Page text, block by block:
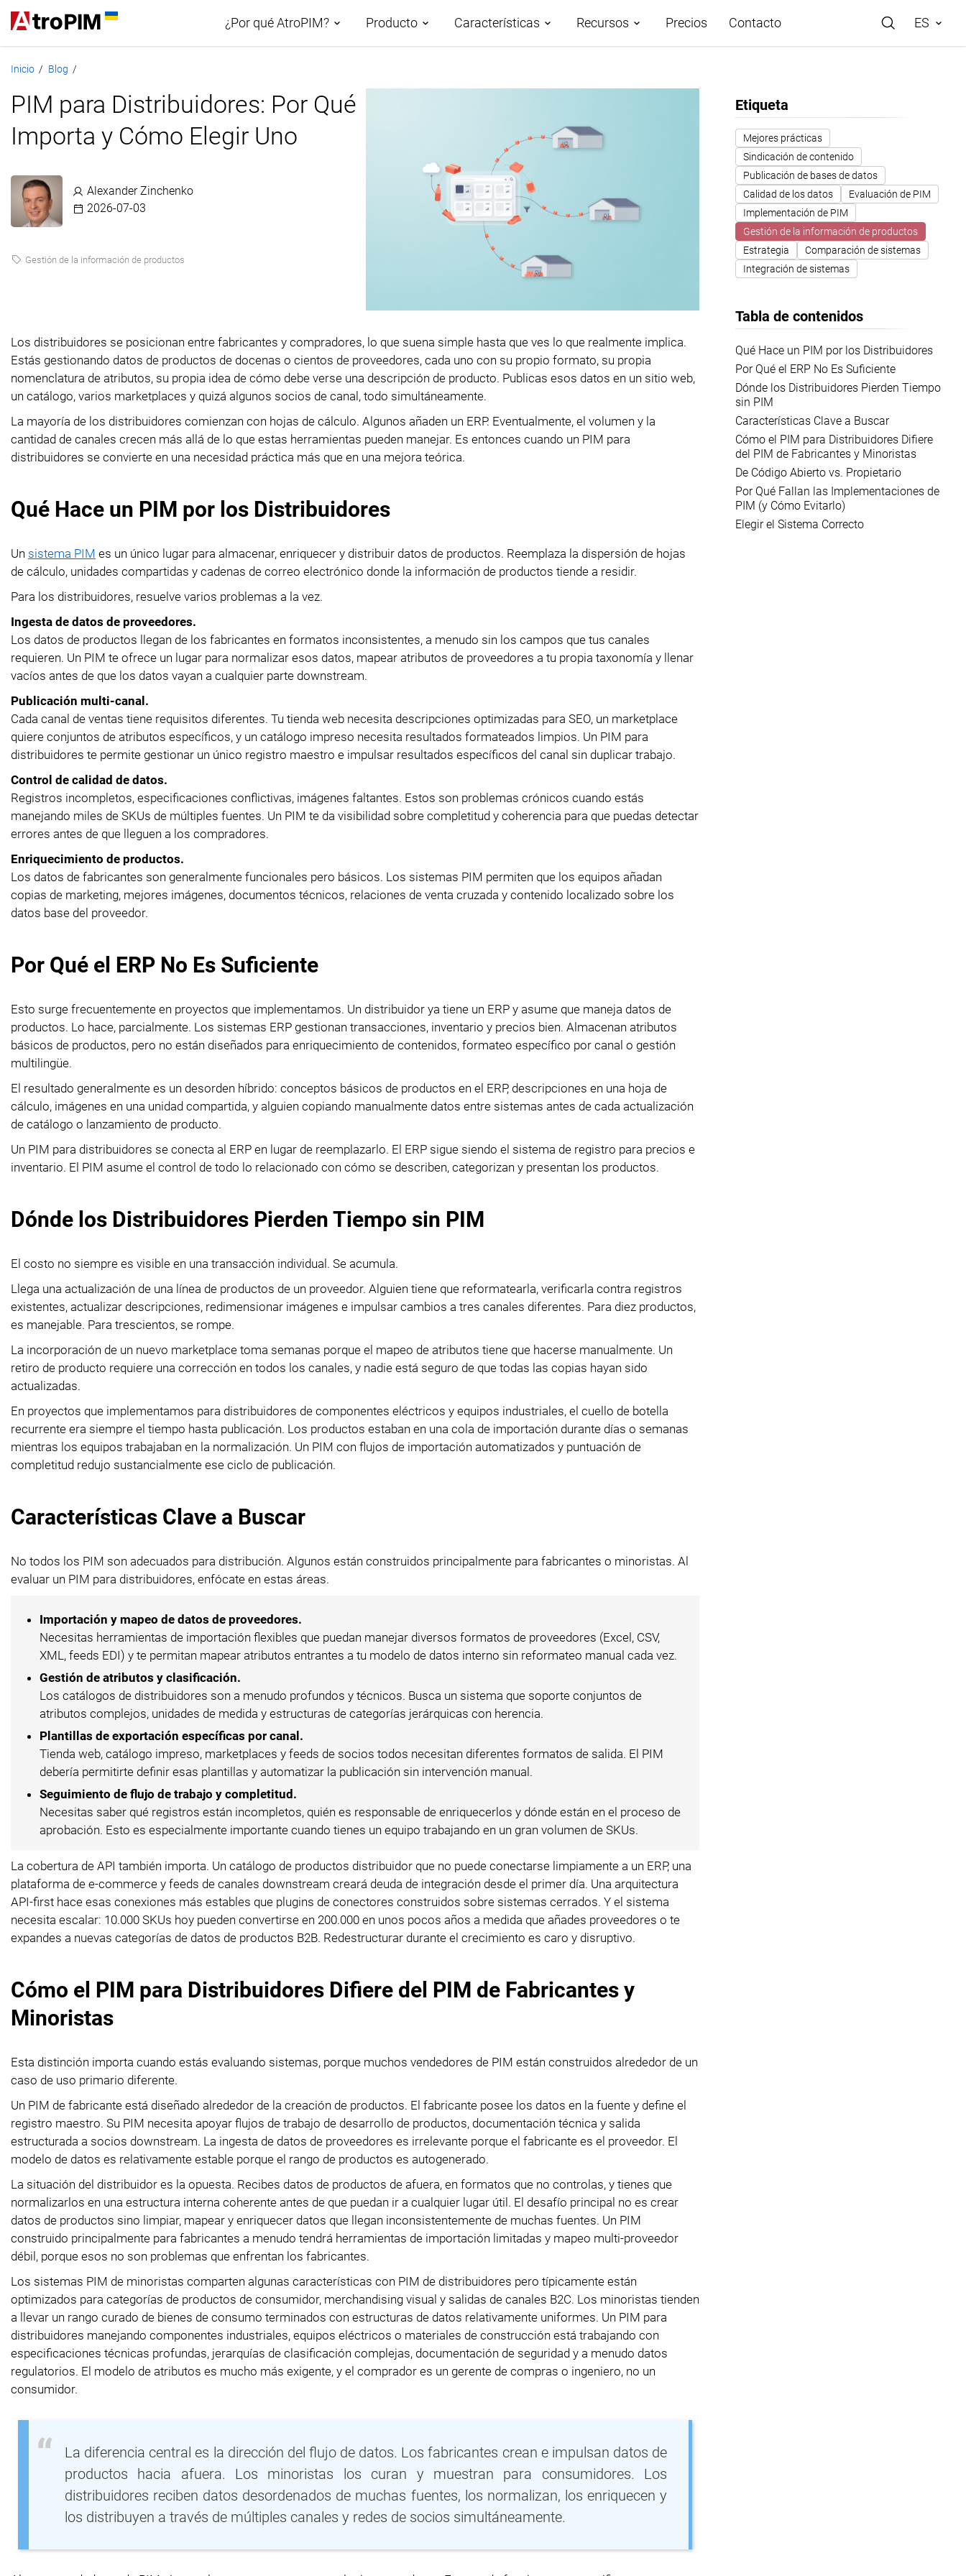
¿Por qué AtroPIM? Producto
Clasificación de los datos del
producto
Sindicación de datos de
datos
Pasaporte Digital de
Producto
Cumplimiento PPWR
Módulos
Integraciones
Características
características
Gestión de datos
Taxonomías
Canales y atributos
Gestión de activos digitales
Exportación de datos
Gestión de accesos
Recursos
Casos prácticos
Centro de ayuda
Precios Contacto ES
Inicio / Blog /
PIM para Distribuidores: Por Qué
Importa y Cómo Elegir Uno
Alexander Zinchenko
2026-07-03
Gestión de la información de productos
Los distribuidores se posicionan entre fabricantes y compradores, lo que suena simple hasta que ves lo que realmente implica.
Estás gestionando datos de productos de docenas o cientos de proveedores, cada uno con su propio formato, su propia
nomenclatura de atributos, su propia idea de cómo debe verse una descripción de producto. Publicas esos datos en un sitio web,
un catálogo, varios marketplaces y quizá algunos socios de canal, todo simultáneamente.
La mayoría de los distribuidores comienzan con hojas de cálculo. Algunos añaden un ERP. Eventualmente, el volumen y la
cantidad de canales crecen más allá de lo que estas herramientas pueden manejar. Es entonces cuando un PIM para
distribuidores se convierte en una necesidad práctica más que en una mejora teórica.
Qué Hace un PIM por los Distribuidores
Un sistema PIM es un único lugar para almacenar, enriquecer y distribuir datos de productos. Reemplaza la dispersión de hojas
de cálculo, unidades compartidas y cadenas de correo electrónico donde la información de productos tiende a residir.
Para los distribuidores, resuelve varios problemas a la vez.
Ingesta de datos de proveedores.
Los datos de productos llegan de los fabricantes en formatos inconsistentes, a menudo sin los campos que tus canales
requieren. Un PIM te ofrece un lugar para normalizar esos datos, mapear atributos de proveedores a tu propia taxonomía y llenar
vacíos antes de que los datos vayan a cualquier parte downstream.
Publicación multi-canal.
Cada canal de ventas tiene requisitos diferentes. Tu tienda web necesita descripciones optimizadas para SEO, un marketplace
quiere conjuntos de atributos específicos, y un catálogo impreso necesita resultados formateados limpios. Un PIM para
distribuidores te permite gestionar un único registro maestro e impulsar resultados específicos del canal sin duplicar trabajo.
Control de calidad de datos.
Registros incompletos, especificaciones conflictivas, imágenes faltantes. Estos son problemas crónicos cuando estás
manejando miles de SKUs de múltiples fuentes. Un PIM te da visibilidad sobre completitud y coherencia para que puedas detectar
errores antes de que lleguen a los compradores.
Enriquecimiento de productos.
Los datos de fabricantes son generalmente funcionales pero básicos. Los sistemas PIM permiten que los equipos añadan
copias de marketing, mejores imágenes, documentos técnicos, relaciones de venta cruzada y contenido localizado sobre los
datos base del proveedor.
Por Qué el ERP No Es Suficiente
Esto surge frecuentemente en proyectos que implementamos. Un distribuidor ya tiene un ERP y asume que maneja datos de
productos. Lo hace, parcialmente. Los sistemas ERP gestionan transacciones, inventario y precios bien. Almacenan atributos
básicos de productos, pero no están diseñados para enriquecimiento de contenidos, formateo específico por canal o gestión
multilingüe.
El resultado generalmente es un desorden híbrido: conceptos básicos de productos en el ERP, descripciones en una hoja de
cálculo, imágenes en una unidad compartida, y alguien copiando manualmente datos entre sistemas antes de cada actualización
de catálogo o lanzamiento de producto.
Un PIM para distribuidores se conecta al ERP en lugar de reemplazarlo. El ERP sigue siendo el sistema de registro para precios e
inventario. El PIM asume el control de todo lo relacionado con cómo se describen, categorizan y presentan los productos.
Dónde los Distribuidores Pierden Tiempo sin PIM
El costo no siempre es visible en una transacción individual. Se acumula.
Llega una actualización de una línea de productos de un proveedor. Alguien tiene que reformatearla, verificarla contra registros
existentes, actualizar descripciones, redimensionar imágenes e impulsar cambios a tres canales diferentes. Para diez productos,
es manejable. Para trescientos, se rompe.
La incorporación de un nuevo marketplace toma semanas porque el mapeo de atributos tiene que hacerse manualmente. Un
retiro de producto requiere una corrección en todos los canales, y nadie está seguro de que todas las copias hayan sido
actualizadas.
En proyectos que implementamos para distribuidores de componentes eléctricos y equipos industriales, el cuello de botella
recurrente era siempre el tiempo hasta publicación. Los productos estaban en una cola de importación durante días o semanas
mientras los equipos trabajaban en la normalización. Un PIM con flujos de importación automatizados y puntuación de
completitud redujo sustancialmente ese ciclo de publicación.
Características Clave a Buscar
No todos los PIM son adecuados para distribución. Algunos están construidos principalmente para fabricantes o minoristas. Al
evaluar un PIM para distribuidores, enfócate en estas áreas.
Importación y mapeo de datos de proveedores.
Necesitas herramientas de importación flexibles que puedan manejar diversos formatos de proveedores (Excel, CSV,
XML, feeds EDI) y te permitan mapear atributos entrantes a tu modelo de datos interno sin reformateo manual cada vez.
Gestión de atributos y clasificación.
Los catálogos de distribuidores son a menudo profundos y técnicos. Busca un sistema que soporte conjuntos de
atributos complejos, unidades de medida y estructuras de categorías jerárquicas con herencia.
Plantillas de exportación específicas por canal.
Tienda web, catálogo impreso, marketplaces y feeds de socios todos necesitan diferentes formatos de salida. El PIM
debería permitirte definir esas plantillas y automatizar la publicación sin intervención manual.
Seguimiento de flujo de trabajo y completitud.
Necesitas saber qué registros están incompletos, quién es responsable de enriquecerlos y dónde están en el proceso de
aprobación. Esto es especialmente importante cuando tienes un equipo trabajando en un gran volumen de SKUs.
La cobertura de API también importa. Un catálogo de productos distribuidor que no puede conectarse limpiamente a un ERP, una
plataforma de e-commerce y feeds de canales downstream creará deuda de integración desde el primer día. Una arquitectura
API-first hace esas conexiones más estables que plugins de conectores construidos sobre sistemas cerrados. Y el sistema
necesita escalar: 10.000 SKUs hoy pueden convertirse en 200.000 en unos pocos años a medida que añades proveedores o te
expandes a nuevas categorías de datos de productos B2B. Redestructurar durante el crecimiento es caro y disruptivo.
Cómo el PIM para Distribuidores Difiere del PIM de Fabricantes y
Minoristas
Esta distinción importa cuando estás evaluando sistemas, porque muchos vendedores de PIM están construidos alrededor de un
caso de uso primario diferente.
Un PIM de fabricante está diseñado alrededor de la creación de productos. El fabricante posee los datos en la fuente y define el
registro maestro. Su PIM necesita apoyar flujos de trabajo de desarrollo de productos, documentación técnica y salida
estructurada a socios downstream. La ingesta de datos de proveedores es irrelevante porque el fabricante es el proveedor. El
modelo de datos es relativamente estable porque el rango de productos es autogenerado.
La situación del distribuidor es la opuesta. Recibes datos de productos de afuera, en formatos que no controlas, y tienes que
normalizarlos en una estructura interna coherente antes de que puedan ir a cualquier lugar útil. El desafío principal no es crear
datos de productos sino limpiar, mapear y enriquecer datos que llegan inconsistentemente de muchas fuentes. Un PIM
construido principalmente para fabricantes a menudo tendrá herramientas de importación limitadas y mapeo multi-proveedor
débil, porque esos no son problemas que enfrentan los fabricantes.
Los sistemas PIM de minoristas comparten algunas características con PIM de distribuidores pero típicamente están
optimizados para categorías de productos de consumidor, merchandising visual y salidas de canales B2C. Los minoristas tienden
a llevar un rango curado de bienes de consumo terminados con estructuras de datos relativamente uniformes. Un PIM para
distribuidores manejando componentes industriales, equipos eléctricos o materiales de construcción está trabajando con
especificaciones técnicas profundas, jerarquías de clasificación complejas, documentación de seguridad y a menudo datos
regulatorios. El modelo de atributos es mucho más exigente, y el comprador es un gerente de compras o ingeniero, no un
consumidor.
La diferencia central es la dirección del flujo de datos. Los fabricantes crean e impulsan datos de
productos hacia afuera. Los minoristas los curan y muestran para consumidores. Los
distribuidores reciben datos desordenados de muchas fuentes, los normalizan, los enriquecen y
los distribuyen a través de múltiples canales y redes de socios simultáneamente.
Etiqueta
Mejores prácticas
Sindicación de contenido
Publicación de bases de datos
Calidad de los datos
Evaluación de PIM
Implementación de PIM
Gestión de la información de productos
Estrategia
Comparación de sistemas
Integración de sistemas
Tabla de contenidos
Qué Hace un PIM por los Distribuidores
Por Qué el ERP No Es Suficiente
Dónde los Distribuidores Pierden Tiempo
sin PIM
Características Clave a Buscar
Cómo el PIM para Distribuidores Difiere
del PIM de Fabricantes y Minoristas
De Código Abierto vs. Propietario
Por Qué Fallan las Implementaciones de
PIM (y Cómo Evitarlo)
Elegir el Sistema Correcto